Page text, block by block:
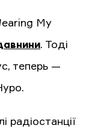
My
. Тоді
теперь —
радіостанції